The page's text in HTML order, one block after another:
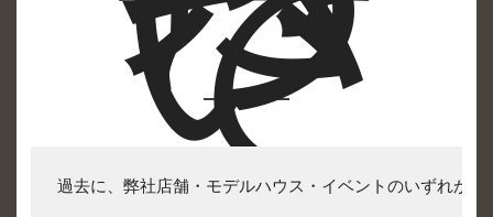
て
過去に、弊社店舗・モデルハウス・イベントのいずれか